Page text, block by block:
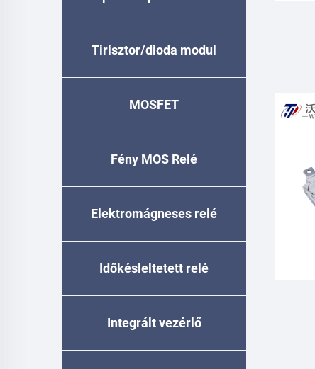
egyenirányító
Tirisztor/dioda modul
MOSFET
Fény MOS Relé
Elektromágneses relé
Időkésleltetett relé
Integrált vezérlő